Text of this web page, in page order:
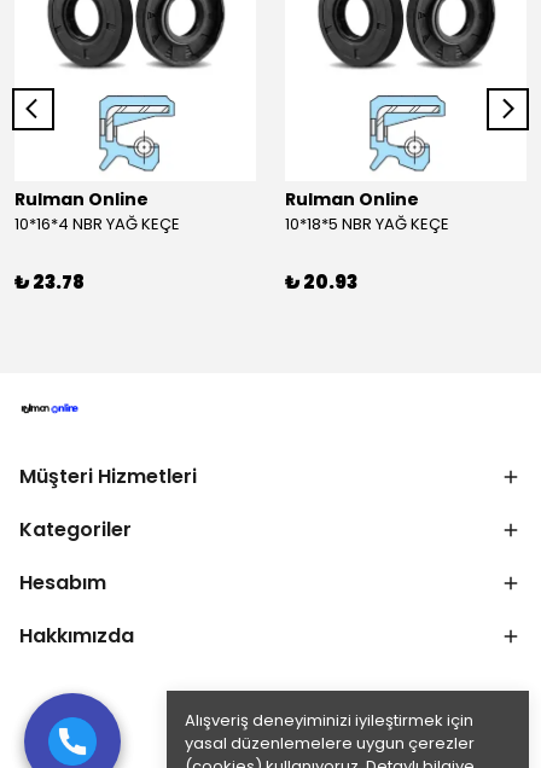
Alışveriş deneyiminizi iyileştirmek için
yasal düzenlemelere uygun çerezler
Rulman Online
10*16*4 NBR YAĞ KEÇE
₺ 23.78
Rulman Online
10*18*5 NBR YAĞ KEÇE
₺ 20.93
Müşteri Hizmetleri
Kategoriler
Hesabım
Hakkımızda